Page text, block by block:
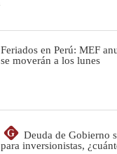
Feriados en Perú: MEF
se moverán a los lunes
G
Deuda de Gobierno
para inversionistas,